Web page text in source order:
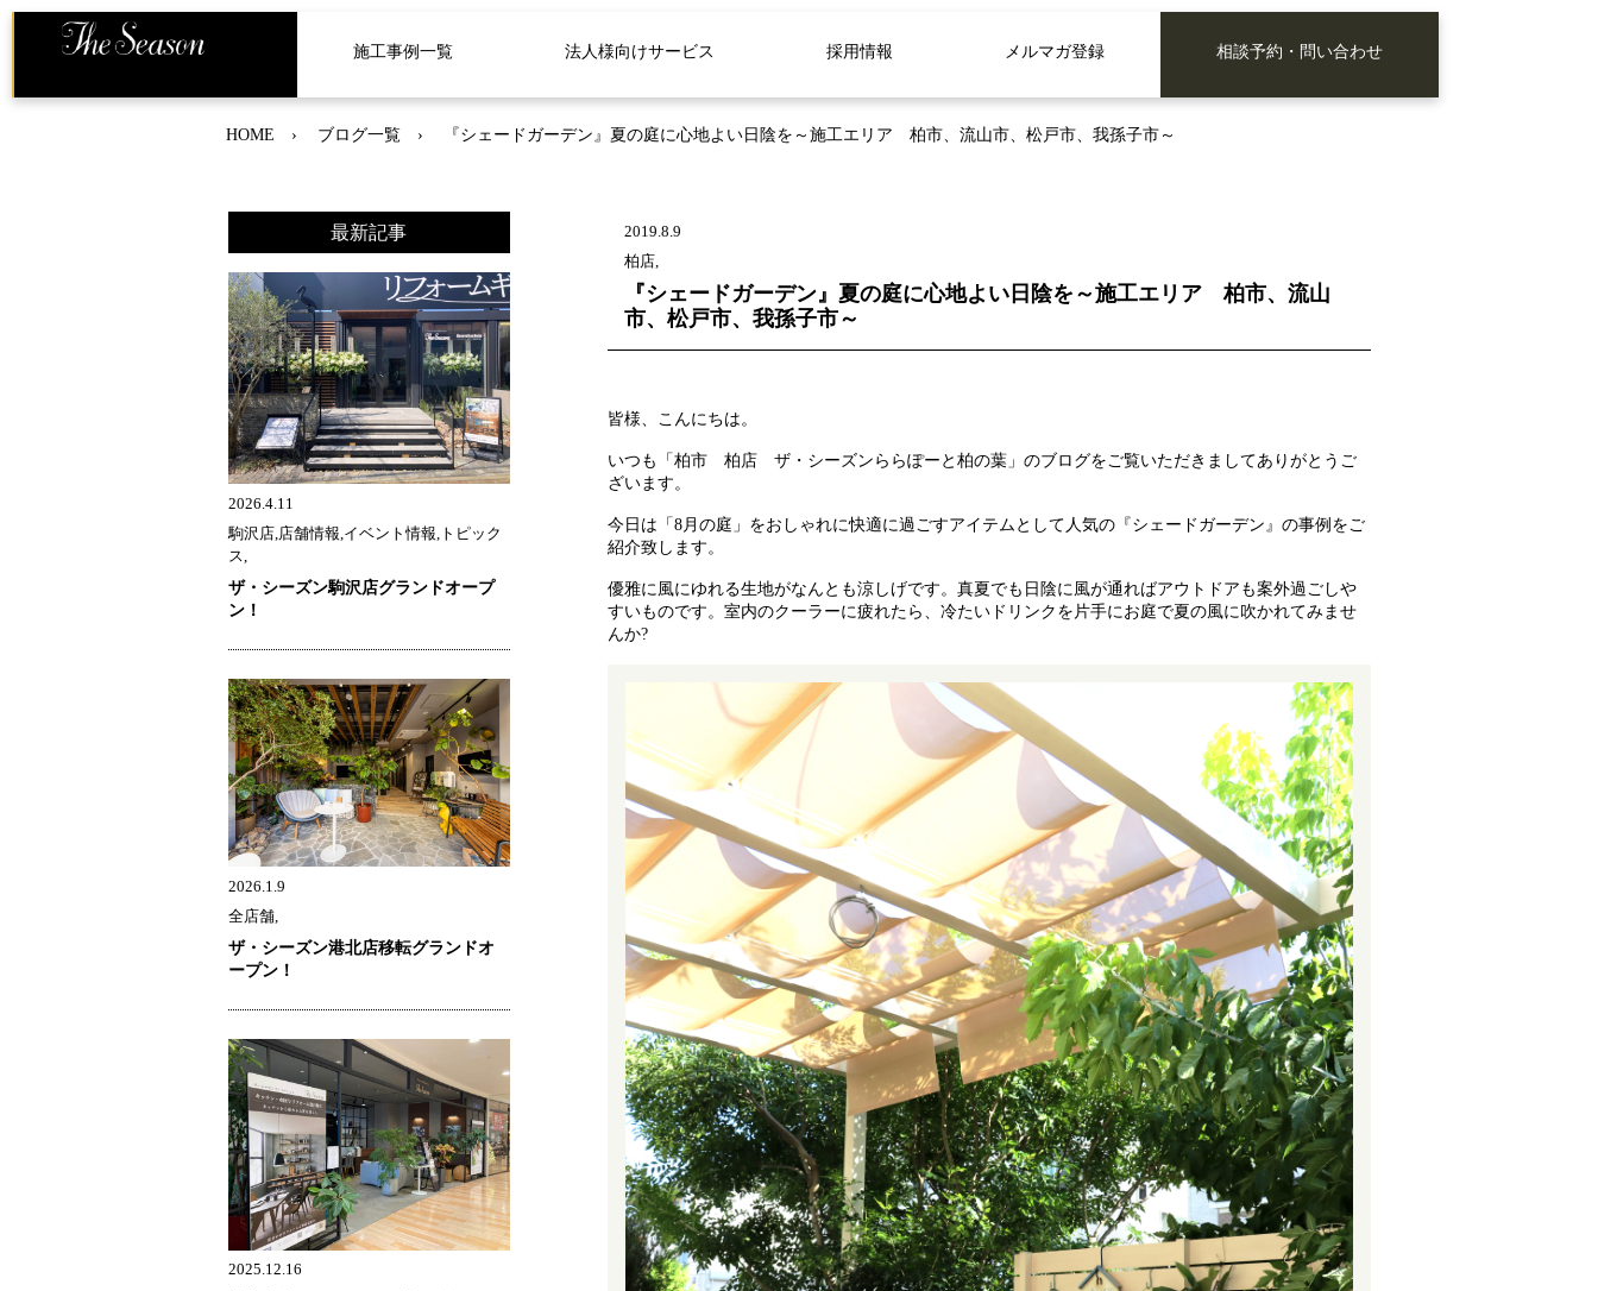
施工事例一覧 法人様向けサービス 採用情報 メルマガ登録 相談予約・問い合わせ
HOME ブログ一覧 『シェードガーデン』夏の庭に心地よい日陰を～施工エリア 柏市、流山市、松戸市、我孫子市～
2019.8.9
柏店,
『シェードガーデン』夏の庭に心地よい日陰を～施工エリア 柏市、流山
市、松戸市、我孫子市～
皆様、こんにちは。
いつも「柏市 柏店 ザ・シーズンららぽーと柏の葉」のブログをご覧いただきましてありがとうご
ざいます。
今日は「8月の庭」をおしゃれに快適に過ごすアイテムとして人気の『シェードガーデン』の事例をご
紹介致します。
優雅に風にゆれる生地がなんとも涼しげです。真夏でも日陰に風が通ればアウトドアも案外過ごしや
すいものです。室内のクーラーに疲れたら、冷たいドリンクを片手にお庭で夏の風に吹かれてみませ
んか?
最新記事
2026.4.11
駒沢店,店舗情報,イベント情報,トピック
ス,
ザ・シーズン駒沢店グランドオープ
ン！
2026.1.9
全店舗,
ザ・シーズン港北店移転グランドオ
ープン！
2025.12.16